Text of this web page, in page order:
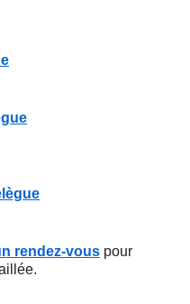
rendez-vous pour